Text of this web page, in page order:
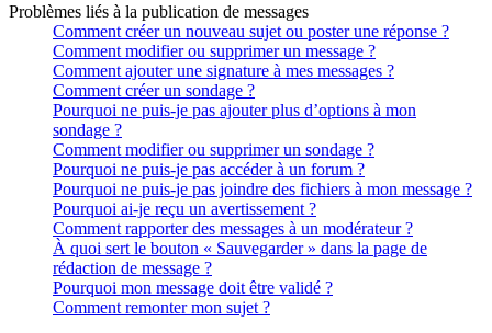
Problèmes liés à la publication de messages
Comment créer un nouveau sujet ou poster une réponse ?
Comment modifier ou supprimer un message ?
Comment ajouter une signature à mes messages ?
Comment créer un sondage ?
Pourquoi ne puis-je pas ajouter plus d’options à mon
sondage ?
Comment modifier ou supprimer un sondage ?
Pourquoi ne puis-je pas accéder à un forum ?
Pourquoi ne puis-je pas joindre des fichiers à mon message ?
Pourquoi ai-je reçu un avertissement ?
Comment rapporter des messages à un modérateur ?
À quoi sert le bouton « Sauvegarder » dans la page de
rédaction de message ?
Pourquoi mon message doit être validé ?
Comment remonter mon sujet ?